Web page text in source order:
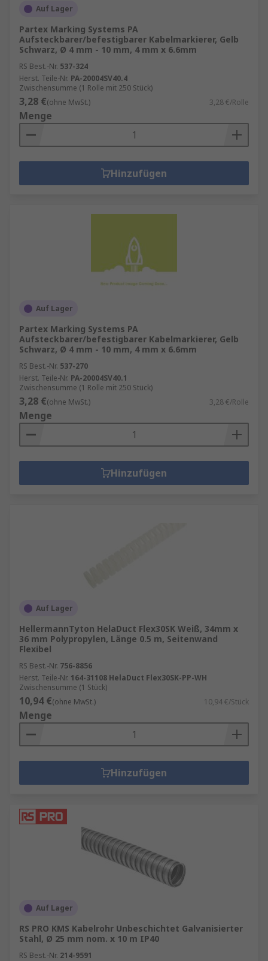
Auf Lager
Partex Marking Systems PA
Aufsteckbarer/befestigbarer Kabelmarkierer, Gelb
Schwarz, Ø 4 mm - 10 mm, 4 mm x 6.6mm
RS Best.-Nr. 537-324
Herst. Teile-Nr. PA-20004SV40.4
Zwischensumme (1 Rolle mit 250 Stück)
3,28 €(ohne MwSt.) 3,28 €/Rolle
Menge
Hinzufügen
Auf Lager
Partex Marking Systems PA
Aufsteckbarer/befestigbarer Kabelmarkierer, Gelb
Schwarz, Ø 4 mm - 10 mm, 4 mm x 6.6mm
RS Best.-Nr. 537-270
Herst. Teile-Nr. PA-20004SV40.1
Zwischensumme (1 Rolle mit 250 Stück)
3,28 €(ohne MwSt.) 3,28 €/Rolle
Menge
Hinzufügen
Auf Lager
HellermannTyton HelaDuct Flex30SK Weiß, 34mm x
36 mm Polypropylen, Länge 0.5 m, Seitenwand
Flexibel
RS Best.-Nr. 756-8856
Herst. Teile-Nr. 164-31108 HelaDuct Flex30SK-PP-WH
Zwischensumme (1 Stück)
10,94 €(ohne MwSt.) 10,94 €/Stück
Menge
Hinzufügen
Auf Lager
RS PRO KMS Kabelrohr Unbeschichtet Galvanisierter
Stahl, Ø 25 mm nom. x 10 m IP40
RS Best.-Nr. 214-9591